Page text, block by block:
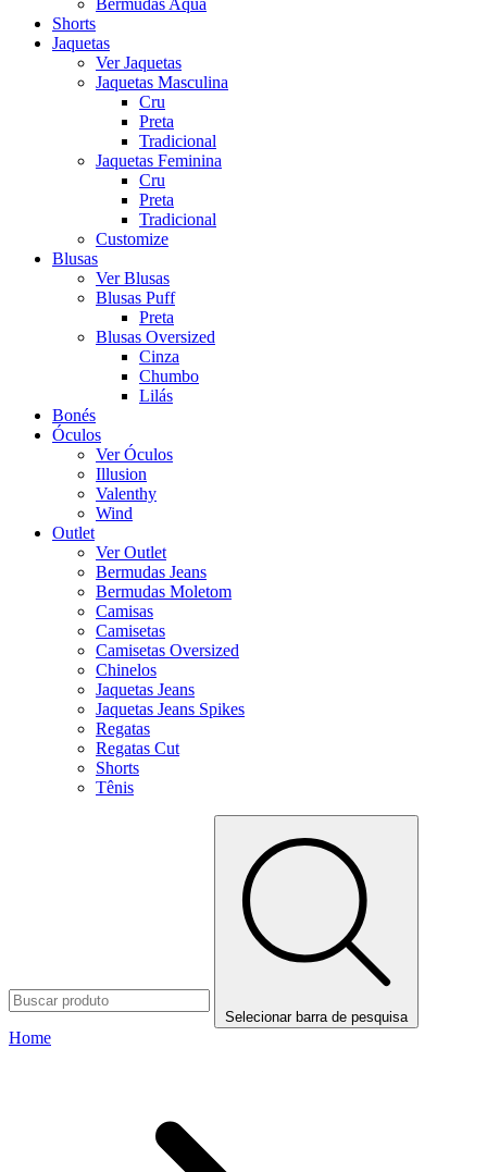
Bermudas Aqua
Shorts
Jaquetas
Ver Jaquetas
Jaquetas Masculina
Cru
Preta
Tradicional
Jaquetas Feminina
Cru
Preta
Tradicional
Customize
Blusas
Ver Blusas
Blusas Puff
Preta
Blusas Oversized
Cinza
Chumbo
Lilás
Bonés
Óculos
Ver Óculos
Illusion
Valenthy
Wind
Outlet
Ver Outlet
Bermudas Jeans
Bermudas Moletom
Camisas
Camisetas
Camisetas Oversized
Chinelos
Jaquetas Jeans
Jaquetas Jeans Spikes
Regatas
Regatas Cut
Shorts
Tênis
Selecionar barra de pesquisa
Home